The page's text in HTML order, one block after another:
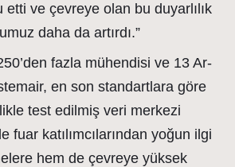
ve çevreye olan bu duyarlılık
daha da artırdı.”
fazla mühendisi ve 13 Ar-
en son standartlara göre
test edilmiş veri merkezi
fuar katılımcılarından yoğun ilgi
hem de çevreye yüksek